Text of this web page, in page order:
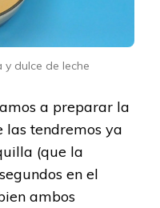
dulce de leche
a preparar la
las tendremos ya
(que la
en el
ambos